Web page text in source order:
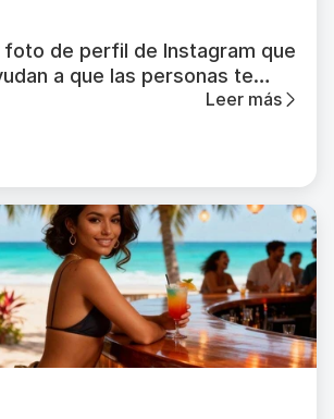
foto de perfil de Instagram que
a que las personas te
Leer más